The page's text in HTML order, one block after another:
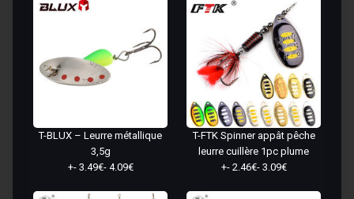
T-BLUX – Leurre métallique
3,5g
+- 3.49€- 4.09€
T-FTK Spinner appât pêche
leurre cuillère 1pc plume
+- 2.46€- 3.09€